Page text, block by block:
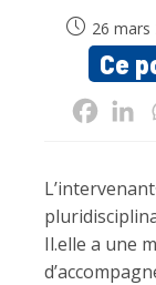
Publication
publiée :
26 mars
Ce
Il.elle a une